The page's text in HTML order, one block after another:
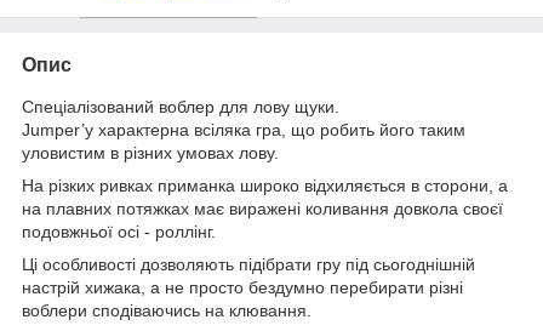
Опис
Спеціалізований воблер для лову щуки.
Jumper’у характерна всіляка гра, що робить його таким
уловистим в різних умовах лову.
На різких ривках приманка широко відхиляється в сторони, а
на плавних потяжках має виражені коливання довкола своєї
подовжньої осі - роллінг.
Ці особливості дозволяють підібрати гру під сьогоднішній
настрій хижака, а не просто бездумно перебирати різні
воблери сподіваючись на клювання.